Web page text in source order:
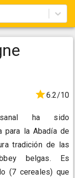
6.2/10
ha sido
para la Abadía de
tradición de las
belgas. Es
(7 cereales) que